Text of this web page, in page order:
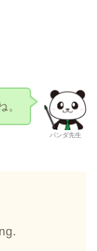
パンダ先生
。